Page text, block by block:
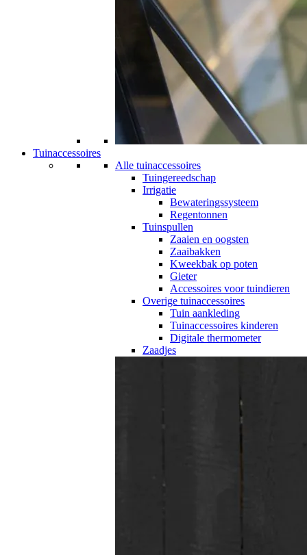
Tuinaccessoires
Alle tuinaccessoires
Tuingereedschap
Irrigatie
Bewateringssysteem
Regentonnen
Tuinspullen
Zaaien en oogsten
Zaaibakken
Kweekbak op poten
Gieter
Accessoires voor tuindieren
Overige tuinaccessoires
Tuin aankleding
Tuinaccessoires kinderen
Digitale thermometer
Zaadjes